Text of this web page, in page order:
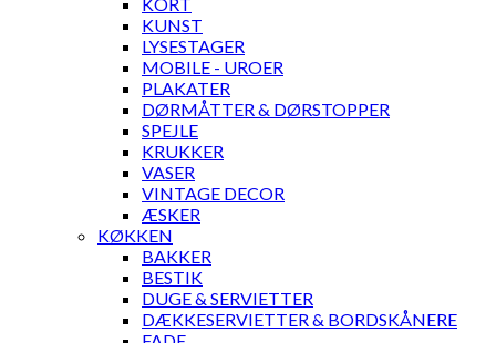
KUNST
LYSESTAGER
MOBILE - UROER
PLAKATER
DØRMÅTTER & DØRSTOPPER
SPEJLE
KRUKKER
VASER
VINTAGE DECOR
ÆSKER
KØKKEN
BAKKER
BESTIK
DUGE & SERVIETTER
DÆKKESERVIETTER & BORDSKÅNERE